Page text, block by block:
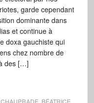
garde cependant
dominante dans
et continue à
doxa gauchiste qui
chez nombre de
des […]
BÉATRICE